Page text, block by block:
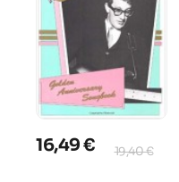
16,49 € 19,40 €